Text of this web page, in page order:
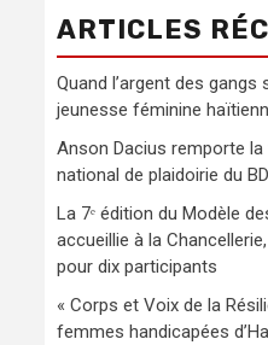
ARTICLES
Quand l’argent des
jeunesse féminine
Anson Dacius remporte la
national de plaidoirie du
La 7ᵉ édition du Modèle
accueillie à la
pour dix participants
« Corps et Voix de la
femmes handicapées